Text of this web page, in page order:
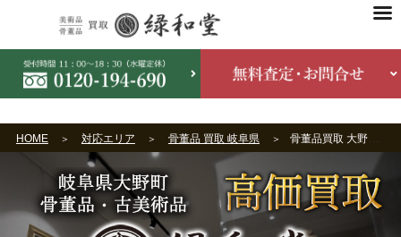
HOME 対応エリア 骨董品 買取 岐阜県 骨董品買取 大野町